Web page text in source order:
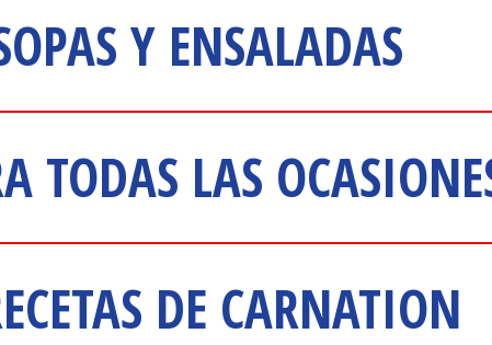
Y ENSALADAS
TODAS LAS
DE CARNATION